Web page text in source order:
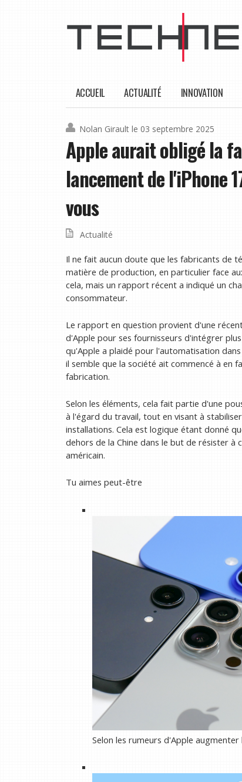
ACCUEIL ACTUALITÉ INNOVATION
Nolan Girault le 03 septembre 2025
Apple aurait obligé la
lancement de l'iPhone
vous
Actualité
Il ne fait aucun doute que les fabricants de
matière de production, en particulier face
cela, mais un rapport récent a indiqué un
consommateur.
Le rapport en question provient d'une
d'Apple pour ses fournisseurs d'intégrer
qu'Apple a plaidé pour l'automatisation
il semble que la société ait commencé à en
fabrication.
Selon les éléments, cela fait partie d'une
à l'égard du travail, tout en visant à
installations. Cela est logique étant donné
dehors de la Chine dans le but de résister
américain.
Tu aimes peut-être
Selon les rumeurs d'Apple